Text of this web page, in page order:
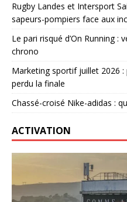
Rugby Landes et Intersport
sapeurs-pompiers face aux
Le pari risqué d’On Running :
chrono
Marketing sportif juillet 2026
perdu la finale
Chassé-croisé Nike-adidas :
ACTIVATION